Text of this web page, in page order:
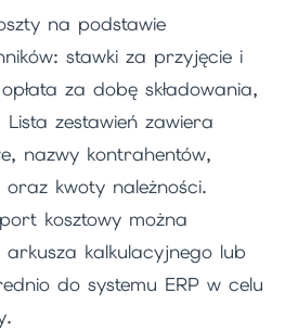
na podstawie
stawki za przyjęcie i
za dobę składowania,
zestawień zawiera
nazwy kontrahentów,
kwoty należności.
kosztowy można
kalkulacyjnego lub
do systemu ERP w celu